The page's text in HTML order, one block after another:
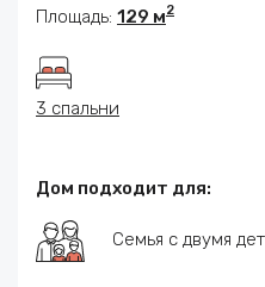
Площадь: 129 м2
3 спальни
Дом подходит для:
Семья с двумя